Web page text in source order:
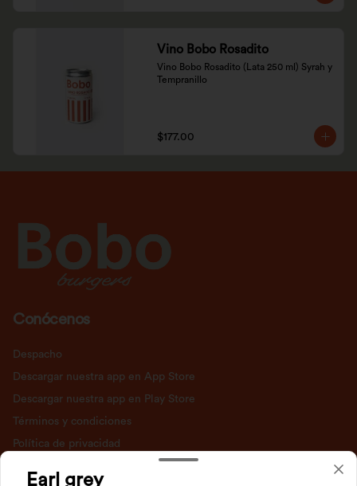
Vino Bobo Rosadito
Vino Bobo Rosadito (Lata 250 ml) Syrah y
Tempranillo
$177.00
Conócenos
Despacho
Descargar nuestra app en App Store
Descargar nuestra app en Play Store
Términos y condiciones
Política de privacidad
Redes sociales
Earl grey